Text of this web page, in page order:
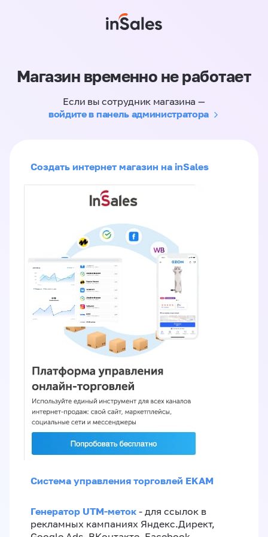
Магазин временно не работает
Если вы сотрудник магазина —
войдите в панель администратора
Создать интернет магазин на inSales
Система управления торговлей EKAM
Генератор UTM-меток - для ссылок в
рекламных кампаниях Яндекс.Директ,